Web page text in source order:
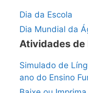
Dia da Escola
Dia Mundial da
Atividades de
Simulado de
ano do Ensino